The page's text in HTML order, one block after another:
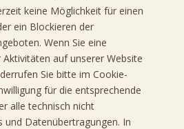
keine Möglichkeit für einen
ein Blockieren der
Wenn Sie eine
auf unserer Website
Sie bitte im Cookie-
für die entsprechende
alle technisch nicht
und Datenübertragungen. In